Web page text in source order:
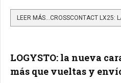
LOGYSTO: la nueva
más que vueltas y